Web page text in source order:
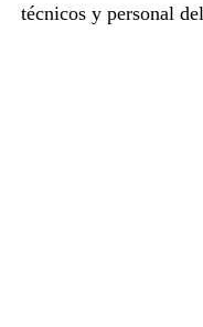
técnicos y personal